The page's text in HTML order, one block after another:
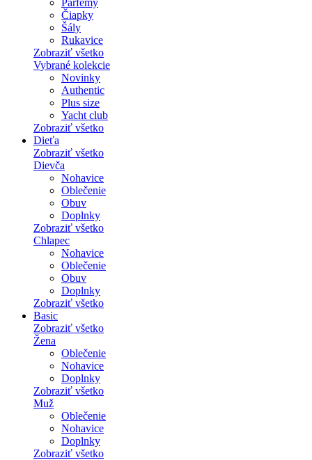
Parfémy
Čiapky
Šály
Rukavice
Zobraziť všetko
Vybrané kolekcie
Novinky
Authentic
Plus size
Yacht club
Zobraziť všetko
Dieťa
Zobraziť všetko
Dievča
Nohavice
Oblečenie
Obuv
Doplnky
Zobraziť všetko
Chlapec
Nohavice
Oblečenie
Obuv
Doplnky
Zobraziť všetko
Basic
Zobraziť všetko
Žena
Oblečenie
Nohavice
Doplnky
Zobraziť všetko
Muž
Oblečenie
Nohavice
Doplnky
Zobraziť všetko